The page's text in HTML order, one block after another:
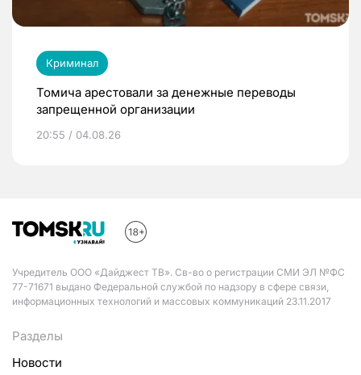
Криминал
Томича арестовали за денежные переводы
запрещенной организации
20:55 / 04.08.26
Учредитель ООО «Дайджест ТВ». Св-во о регистрации СМИ ЭЛ №ФС
77-71671 выдано Федеральной службой по надзору в сфере связи,
информационных технологий и массовых коммуникаций 23.11.2017
Разделы
Новости